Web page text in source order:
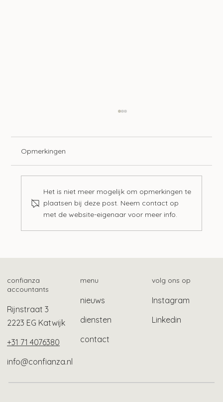
Opmerkingen
Het is niet meer mogelijk om opmerkingen te
plaatsen bij deze post. Neem contact op
met de website-eigenaar voor meer info.
confianza
accountants
Rijnstraat 3
2223 EG Katwijk
+31 71 4076380
info@confianza.nl
menu
nieuws
diensten
contact
volg ons op
Instagram
Linkedin